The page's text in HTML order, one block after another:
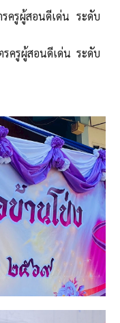
ครูผู้สอนดีเด่น ระดับ
ครูผู้สอนดีเด่น ระดับ